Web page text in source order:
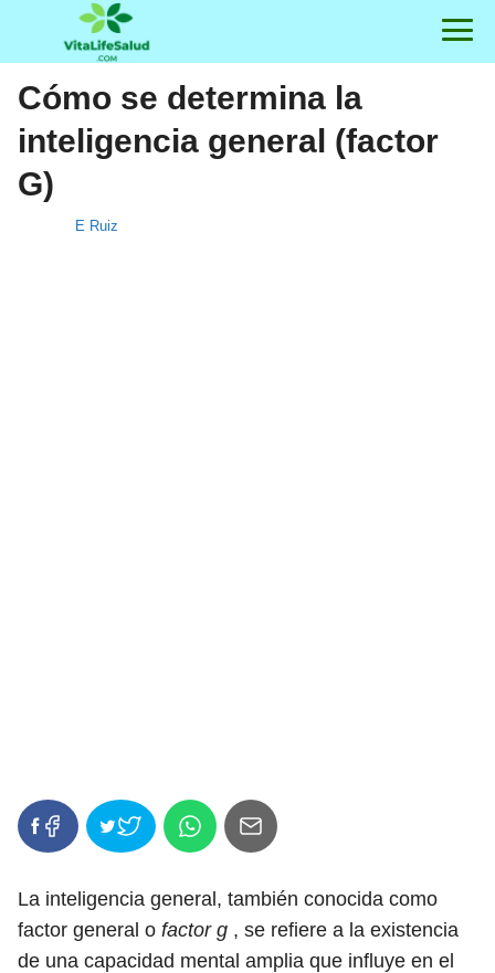
Cómo se determina la
inteligencia general (factor
G)
E Ruiz
La inteligencia general, también conocida como
factor general o factor g , se refiere a la existencia
de una capacidad mental amplia que influye en el